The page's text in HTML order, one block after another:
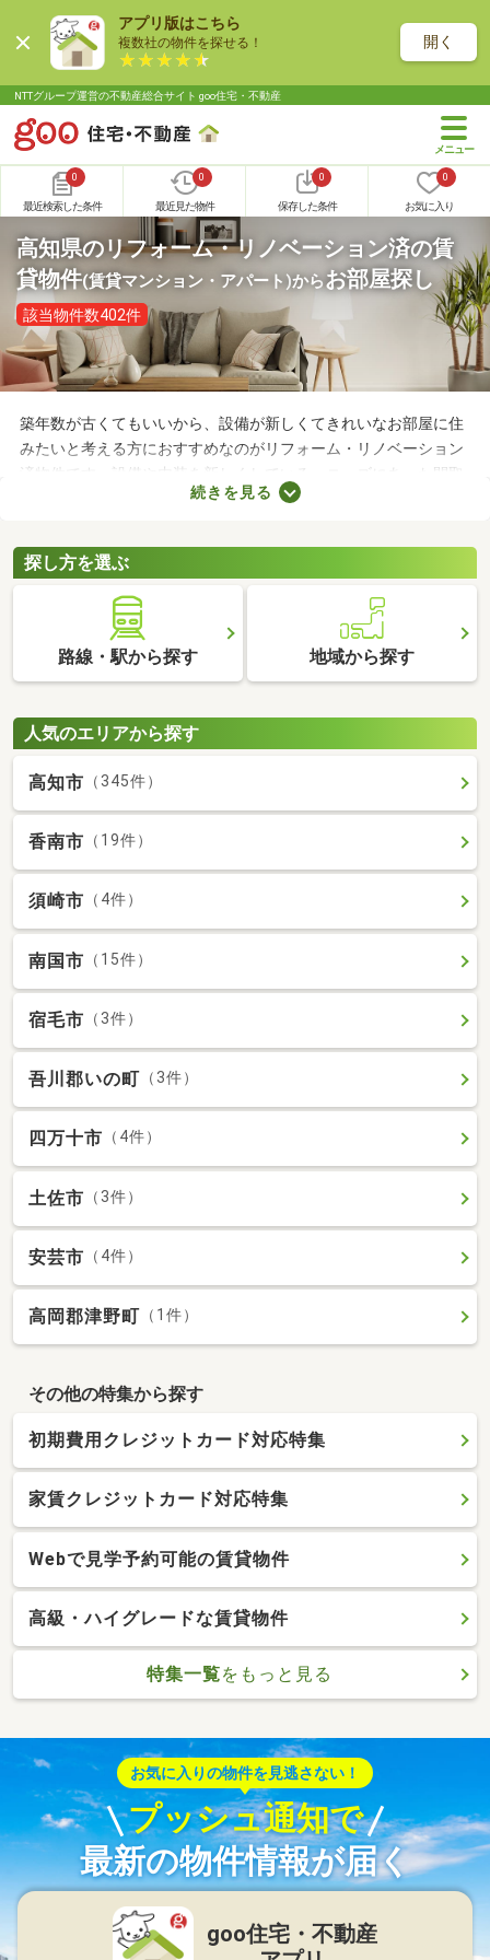
アプリ版はこちら
複数社の物件を探せる！ 開く
NTTグループ運営の不動産総合サイト goo住宅・不動産
0
最近検索した条件
0
最近見た物件
0
保存した条件
0
お気に入り
高知県のリフォーム・リノベーション済の賃
貸物件(賃貸マンション・アパート)からお部屋探し
該当物件数402件
築年数が古くてもいいから、設備が新しくてきれいなお部屋に住
みたいと考える方におすすめなのがリフォーム・リノベーション
済物件です。設備や内装を新しくしている・ニーズにあった間取
りに変えているなど、住みやすさが格段にアップしていることが
べて、気になるお部屋を見つけましょう。
続きを見る
探し方を選ぶ
路線・駅から探す 地域から探す
人気のエリアから探す
高知市 （345件）
香南市 （19件）
須崎市 （4件）
南国市 （15件）
宿毛市 （3件）
吾川郡いの町 （3件）
四万十市 （4件）
土佐市 （3件）
安芸市 （4件）
高岡郡津野町 （1件）
その他の特集から探す
初期費用クレジットカード対応特集
家賃クレジットカード対応特集
Webで見学予約可能の賃貸物件
高級・ハイグレードな賃貸物件
特集一覧をもっと見る
お気に入りの物件を見逃さない！
プッシュ通知で
最新の物件情報が届く
goo住宅・不動産